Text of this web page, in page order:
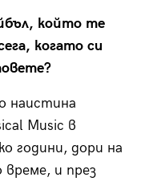
който те
когато си
наистина
Music в
години, дори на
време, и през